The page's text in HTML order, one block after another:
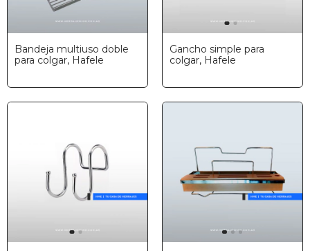
Bandeja multiuso doble
para colgar, Hafele
Gancho simple para
colgar, Hafele